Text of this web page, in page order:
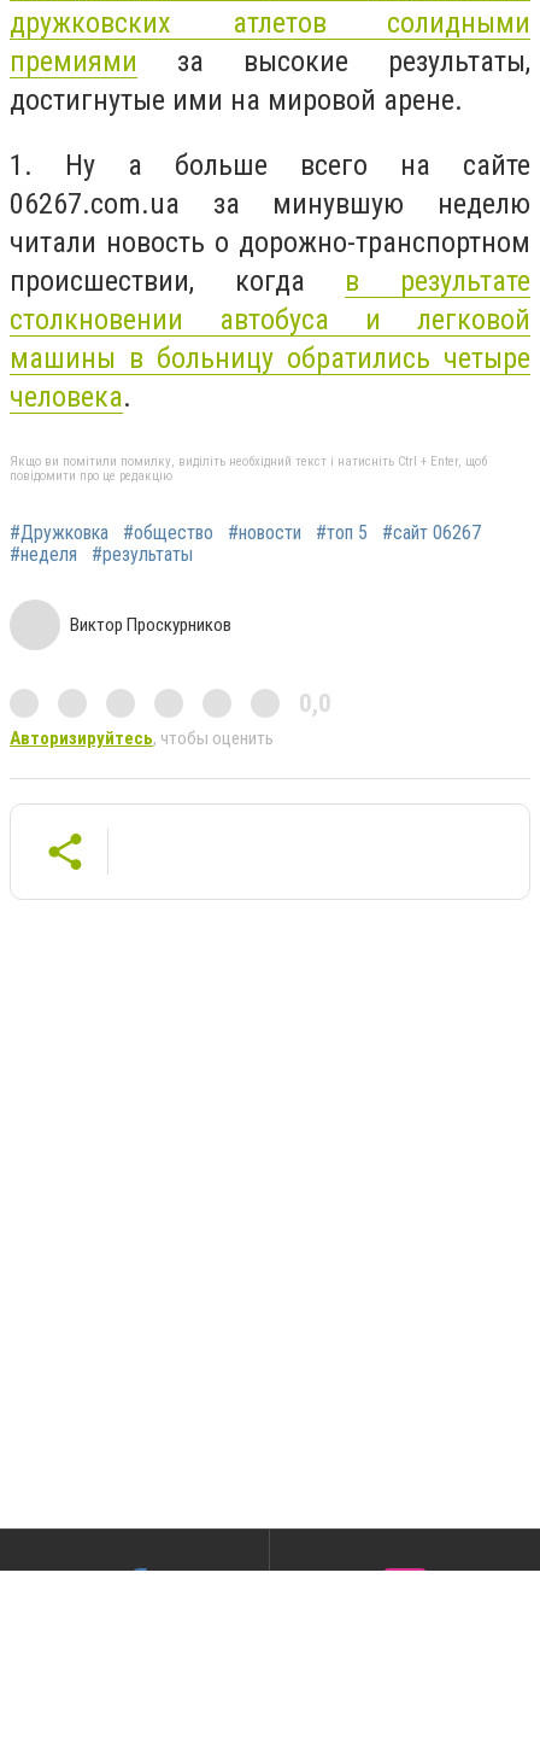
дружковских атлетов солидными
премиями за высокие результаты,
достигнутые ими на мировой арене.
1. Ну а больше всего на сайте
06267.com.ua за минувшую неделю
читали новость о дорожно-транспортном
происшествии, когда в результате
столкновении автобуса и легковой
машины в больницу обратились четыре
человека.
Якщо ви помітили помилку, виділіть необхідний текст і натисніть Ctrl + Enter, щоб
повідомити про це редакцію
#Дружковка #общество #новости #топ 5
#сайт 06267
#неделя
#результаты
Виктор Проскурников
0,0
Авторизируйтесь, чтобы оценить